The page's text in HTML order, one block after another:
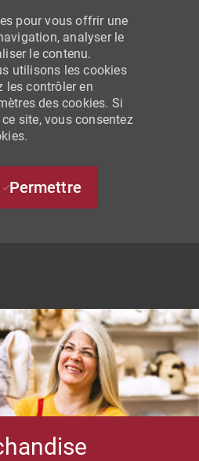
CONTENT
pour vous offrir une
analyser le
le contenu.
utilisons les cookies
les contrôler en
des cookies. Si
site, vous consentez
Permettre